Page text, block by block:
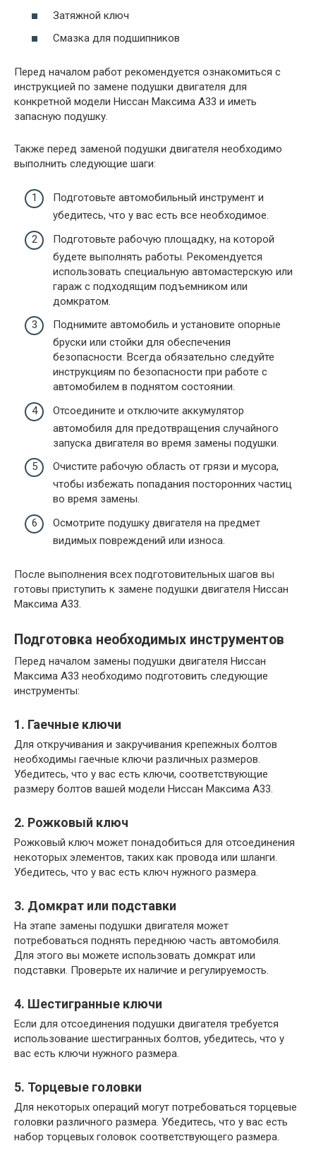
Затяжной ключ
Смазка для подшипников
Перед началом работ рекомендуется ознакомиться с
инструкцией по замене подушки двигателя для
конкретной модели Ниссан Максима А33 и иметь
запасную подушку.
Также перед заменой подушки двигателя необходимо
выполнить следующие шаги:
Подготовьте автомобильный инструмент и
убедитесь, что у вас есть все необходимое.
Подготовьте рабочую площадку, на которой
будете выполнять работы. Рекомендуется
использовать специальную автомастерскую или
гараж с подходящим подъемником или
домкратом.
Поднимите автомобиль и установите опорные
бруски или стойки для обеспечения
безопасности. Всегда обязательно следуйте
инструкциям по безопасности при работе с
автомобилем в поднятом состоянии.
Отсоедините и отключите аккумулятор
автомобиля для предотвращения случайного
запуска двигателя во время замены подушки.
Очистите рабочую область от грязи и мусора,
чтобы избежать попадания посторонних частиц
во время замены.
Осмотрите подушку двигателя на предмет
видимых повреждений или износа.
После выполнения всех подготовительных шагов вы
готовы приступить к замене подушки двигателя Ниссан
Максима А33.
Подготовка необходимых инструментов
Перед началом замены подушки двигателя Ниссан
Максима А33 необходимо подготовить следующие
инструменты:
1. Гаечные ключи
Для откручивания и закручивания крепежных болтов
необходимы гаечные ключи различных размеров.
Убедитесь, что у вас есть ключи, соответствующие
размеру болтов вашей модели Ниссан Максима А33.
2. Рожковый ключ
Рожковый ключ может понадобиться для отсоединения
некоторых элементов, таких как провода или шланги.
Убедитесь, что у вас есть ключ нужного размера.
3. Домкрат или подставки
На этапе замены подушки двигателя может
потребоваться поднять переднюю часть автомобиля.
Для этого вы можете использовать домкрат или
подставки. Проверьте их наличие и регулируемость.
4. Шестигранные ключи
Если для отсоединения подушки двигателя требуется
использование шестигранных болтов, убедитесь, что у
вас есть ключи нужного размера.
5. Торцевые головки
Для некоторых операций могут потребоваться торцевые
головки различного размера. Убедитесь, что у вас есть
набор торцевых головок соответствующего размера.